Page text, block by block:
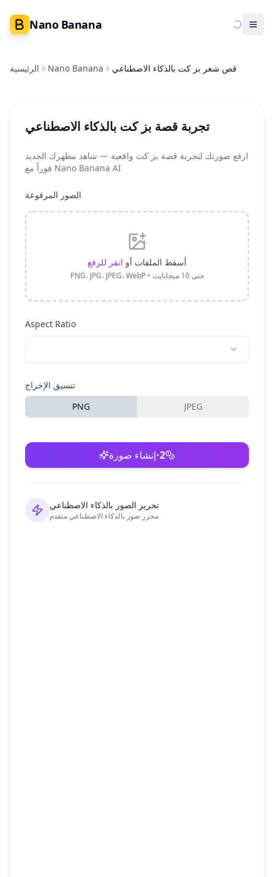
Nano Banana
الرئيسية Nano Banana قص شعر بز كت بالذكاء الاصطناعي
تجربة قصة بز كت بالذكاء الاصطناعي
ارفع صورتك لتجربة قصة بز كت واقعية — شاهد مظهرك الجديد
فوراً مع Nano Banana AI
الصور المرفوعة
أسقط الملفات أو انقر للرفع
PNG، JPG، JPEG، WebP • حتى 10 ميجابايت
Aspect Ratio
تنسيق الإخراج
PNG
JPEG
إنشاء صورة•2
تحرير الصور بالذكاء الاصطناعي
محرر صور بالذكاء الاصطناعي متقدم